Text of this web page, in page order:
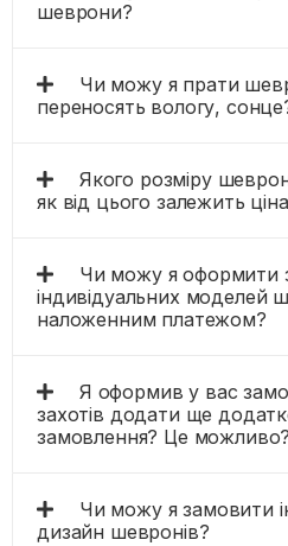
шеврони?
Чи можу я прати
переносять вологу,
Якого розміру
як від цього залежить
Чи можу я оформити
індивідуальних моделей
наложенним платежом?
Я оформив у вас
захотів додати ще
замовлення? Це можливо?
Чи можу я замовити
дизайн шевронів?